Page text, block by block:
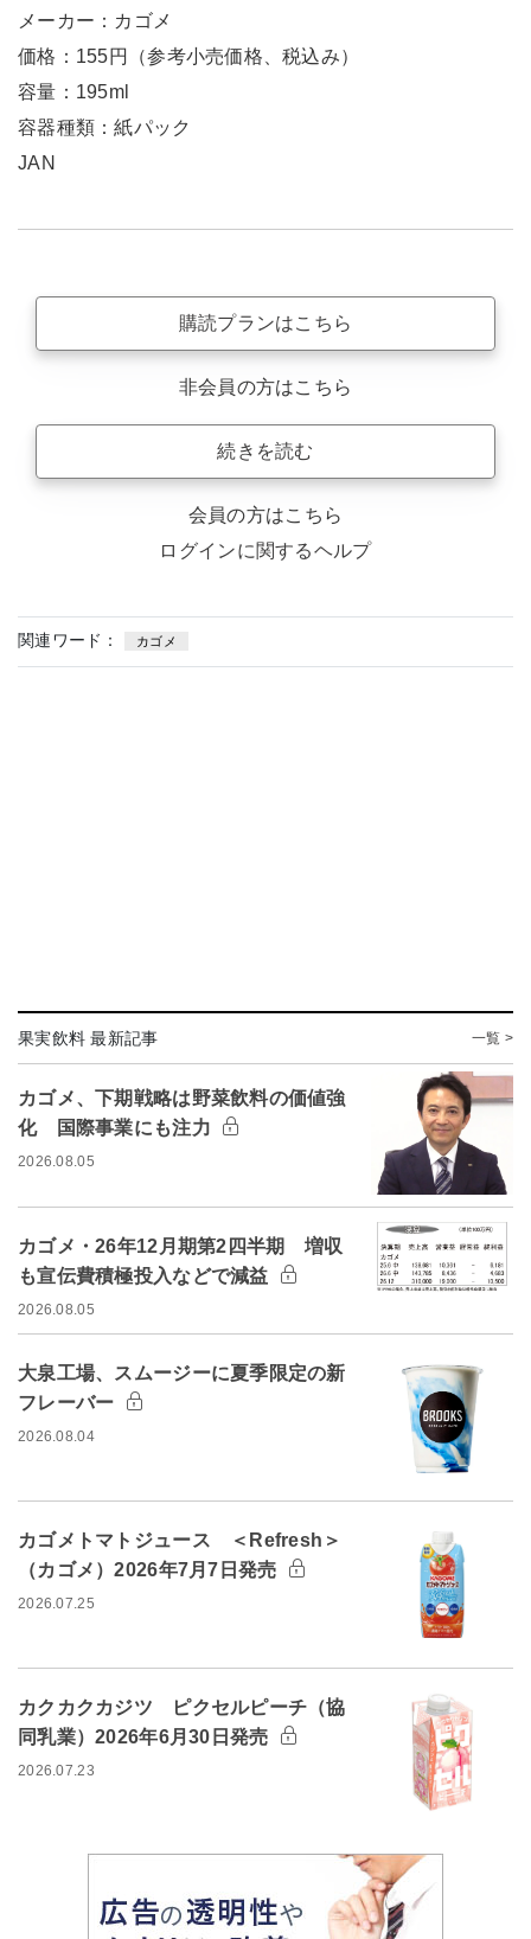
メーカー：カゴメ
価格：155円（参考小売価格、税込み）
容量：195ml
容器種類：紙パック
JAN
購読プランはこちら
非会員の方はこちら
続きを読む
会員の方はこちら
ログインに関するヘルプ
関連ワード： カゴメ
果実飲料 最新記事 一覧 >
カゴメ、下期戦略は野菜飲料の価値強
化 国際事業にも注力
2026.08.05
カゴメ・26年12月期第2四半期 増収
も宣伝費積極投入などで減益
2026.08.05
大泉工場、スムージーに夏季限定の新
フレーバー
2026.08.04
カゴメトマトジュース ＜Refresh＞
（カゴメ）2026年7月7日発売
2026.07.25
カクカクカジツ ピクセルピーチ（協
同乳業）2026年6月30日発売
2026.07.23